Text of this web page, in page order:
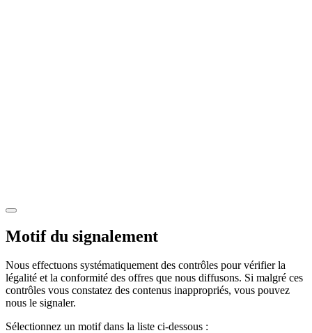
Motif du signalement
Nous effectuons systématiquement des contrôles pour vérifier la
légalité et la conformité des offres que nous diffusons. Si malgré ces
contrôles vous constatez des contenus inappropriés, vous pouvez
nous le signaler.
Sélectionnez un motif dans la liste ci-dessous :